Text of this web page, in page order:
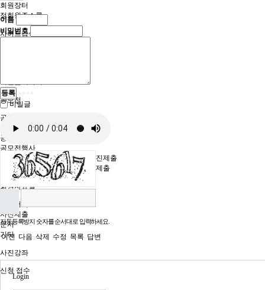
회원장터
정회원주소록
사이트검색
공모전
공모전/촬영대회
공모전수상자
공모전입상작
공모전행사
제37회 여수전국사진공모전 사진제출
2017 여수관광사진공모전 사진제출
회원자료실
각종서식
사진제출
문서
기타
사진강좌
신청 접수
이름
비밀번호
등록
비밀글
자동등록방지 숫자를 순서대로 입력하세요.
이전 다음 삭제 수정 목록 답변
Login